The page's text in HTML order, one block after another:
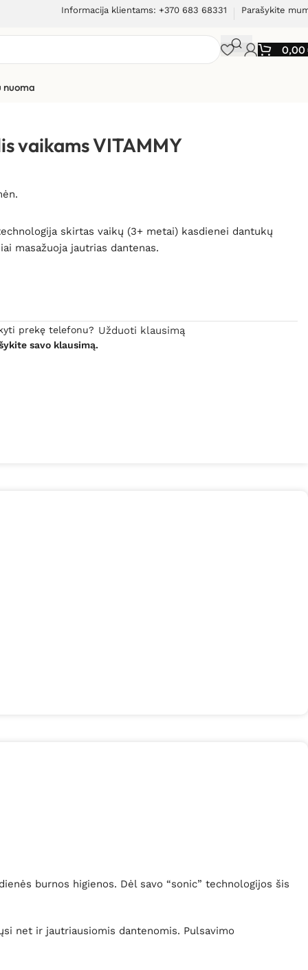
Informacija klientams: +370 683 68331 Parašykite
0,00
nuoma
vaikams VITAMMY
skirtas vaikų (3+ metai) kasdienei dantukų
masažuoja jautrias dantenas.
prekę telefonu?
savo klausimą.
Užduoti klausimą
burnos higienos. Dėl savo “sonic” technologijos šis
net ir jautriausiomis dantenomis. Pulsavimo